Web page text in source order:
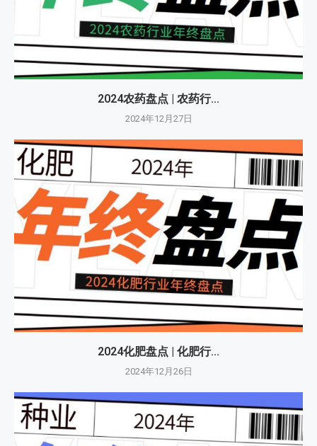
2024农药盘点 | 农药行...
2024年12月27日
2024化肥盘点 | 化肥行...
2024年12月26日